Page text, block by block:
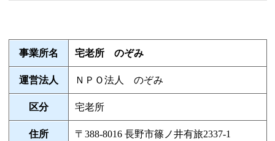
事業所名 宅老所 のぞみ
運営法人 ＮＰＯ法人 のぞみ
区分 宅老所
住所 〒388-8016 長野市篠ノ井有旅2337-1